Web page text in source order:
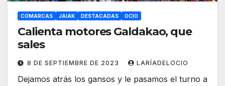
COMARCAS JAIAK DESTACADAS OCIO
Calienta motores Galdakao, que
sales
8 DE SEPTIEMBRE DE 2023 LARÍADELOCIO
Dejamos atrás los gansos y le pasamos el turno a